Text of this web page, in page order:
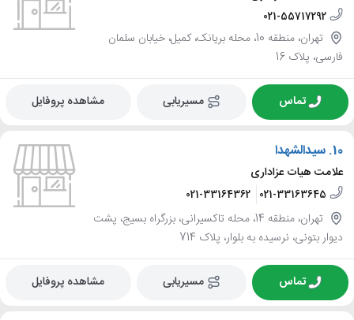
021-55717292
تهران، منطقه 10، محله بریانک، کمیل، خیابان سلمان
فارسی، پلاک 16
تماس مسیریابی مشاهده پروفایل
10. سیدالشهدا
علامت هیات عزاداری
021-33163645
021-33164362
تهران، منطقه 14، محله تاکسیرانی، بزرگراه بسیج، پشت
دیوار بتونی، نرسیده به بلوار، پلاک 714
تماس مسیریابی مشاهده پروفایل